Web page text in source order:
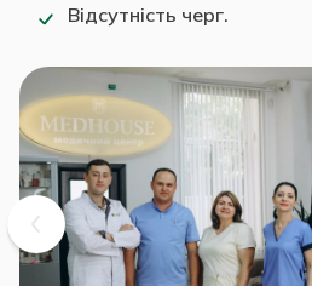
Відсутність черг.